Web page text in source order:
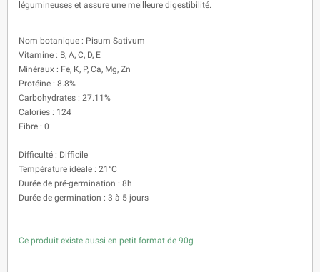
légumineuses et assure une meilleure digestibilité.
Nom botanique : Pisum Sativum
Vitamine : B, A, C, D, E
Minéraux : Fe, K, P, Ca, Mg, Zn
Protéine : 8.8%
Carbohydrates : 27.11%
Calories : 124
Fibre : 0
Difficulté : Difficile
Température idéale : 21°C
Durée de pré-germination : 8h
Durée de germination : 3 à 5 jours
Ce produit existe aussi en petit format de 90g